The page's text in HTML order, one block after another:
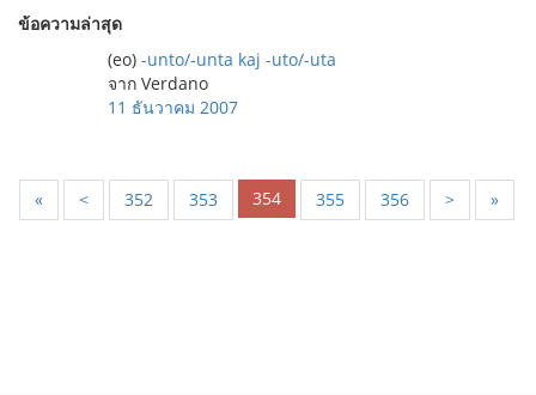
ข้อความล่าสุด
(eo) -unto/-unta kaj -uto/-uta
จาก Verdano
11 ธันวาคม 2007
« < 352 353 354 355 356 > »